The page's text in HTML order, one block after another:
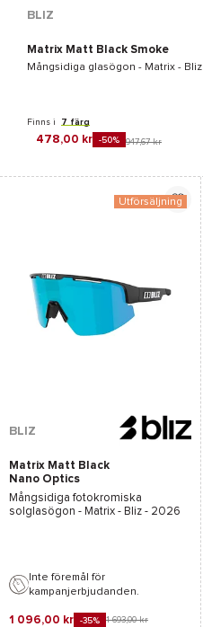
BLIZ
Matrix Matt Black Smoke
Mångsidiga glasögon - Matrix - Bliz
478,00 kr -50% 947,67 kr
Finns i 7 färg
Utförsäljning
BLIZ
Matrix Matt Black
Nano Optics
Photochromic Brown
W Blue Multi
Mångsidiga fotokromiska
solglasögon - Matrix - Bliz - 2026
Inte föremål för
kampanjerbjudanden.
1 096,00 kr -35% 1 693,00 kr